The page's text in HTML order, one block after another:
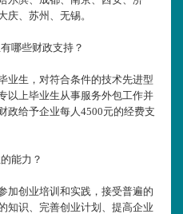
庆、苏州、无锡。
哪些财政支持？
业生，对符合条件的技术先进型
以上毕业生从事服务外包工作并
政给予企业每人4500元的经费支
能力？
加创业培训和实践，接受普遍的
知识、完善创业计划、提高企业